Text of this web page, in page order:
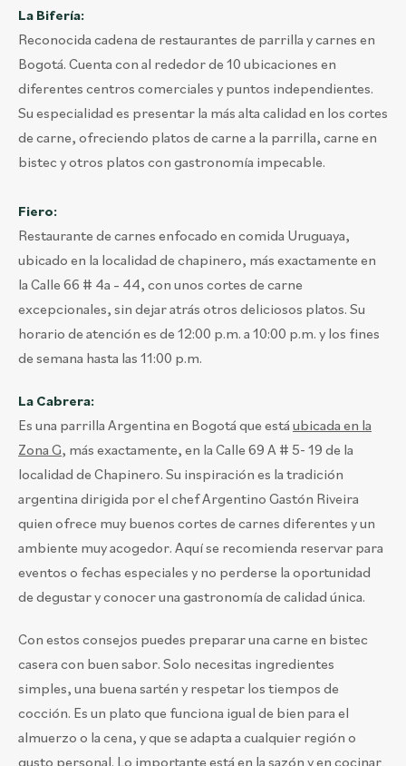
La Bifería:
Reconocida cadena de restaurantes de parrilla y carnes en
Bogotá. Cuenta con al rededor de 10 ubicaciones en
diferentes centros comerciales y puntos independientes.
Su especialidad es presentar la más alta calidad en los cortes
de carne, ofreciendo platos de carne a la parrilla, carne en
bistec y otros platos con gastronomía impecable.
Fiero:
Restaurante de carnes enfocado en comida Uruguaya,
ubicado en la localidad de chapinero, más exactamente en
la Calle 66 # 4a – 44, con unos cortes de carne
excepcionales, sin dejar atrás otros deliciosos platos. Su
horario de atención es de 12:00 p.m. a 10:00 p.m. y los fines
de semana hasta las 11:00 p.m.
La Cabrera:
Es una parrilla Argentina en Bogotá que está ubicada en la
Zona G, más exactamente, en la Calle 69 A # 5- 19 de la
localidad de Chapinero. Su inspiración es la tradición
argentina dirigida por el chef Argentino Gastón Riveira
quien ofrece muy buenos cortes de carnes diferentes y un
ambiente muy acogedor. Aquí se recomienda reservar para
eventos o fechas especiales y no perderse la oportunidad
de degustar y conocer una gastronomía de calidad única.
Con estos consejos puedes preparar una carne en bistec
casera con buen sabor. Solo necesitas ingredientes
simples, una buena sartén y respetar los tiempos de
cocción. Es un plato que funciona igual de bien para el
almuerzo o la cena, y que se adapta a cualquier región o
gusto personal. Lo importante está en la sazón y en cocinar